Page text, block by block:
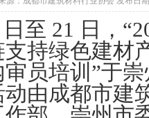
至 21 日，
持绿色建材
员培训”于崇
由成都市建